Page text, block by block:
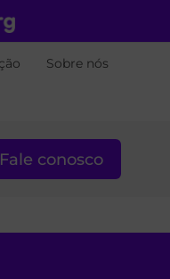
Sobre nós
Fale conosco